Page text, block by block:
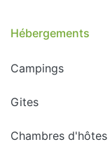
Hébergements
Campings
Gites
Chambres d'hôtes